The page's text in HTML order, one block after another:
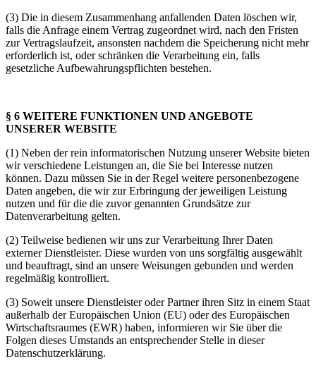
(3) Die in diesem Zusammenhang anfallenden Daten löschen wir,
falls die Anfrage einem Vertrag zugeordnet wird, nach den Fristen
zur Vertragslaufzeit, ansonsten nachdem die Speicherung nicht mehr
erforderlich ist, oder schränken die Verarbeitung ein, falls
gesetzliche Aufbewahrungspflichten bestehen.
§ 6 WEITERE FUNKTIONEN UND ANGEBOTE
UNSERER WEBSITE
(1) Neben der rein informatorischen Nutzung unserer Website bieten
wir verschiedene Leistungen an, die Sie bei Interesse nutzen
können. Dazu müssen Sie in der Regel weitere personenbezogene
Daten angeben, die wir zur Erbringung der jeweiligen Leistung
nutzen und für die die zuvor genannten Grundsätze zur
Datenverarbeitung gelten.
(2) Teilweise bedienen wir uns zur Verarbeitung Ihrer Daten
externer Dienstleister. Diese wurden von uns sorgfältig ausgewählt
und beauftragt, sind an unsere Weisungen gebunden und werden
regelmäßig kontrolliert.
(3) Soweit unsere Dienstleister oder Partner ihren Sitz in einem Staat
außerhalb der Europäischen Union (EU) oder des Europäischen
Wirtschaftsraumes (EWR) haben, informieren wir Sie über die
Folgen dieses Umstands an entsprechender Stelle in dieser
Datenschutzerklärung.